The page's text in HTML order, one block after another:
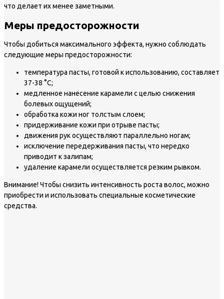
что делает их менее заметными.
Меры предосторожности
Чтобы добиться максимального эффекта, нужно соблюдать
следующие меры предосторожности:
температура пасты, готовой к использованию, составляет
37-38 °С;
медленное нанесение карамели с целью снижения
болевых ощущений;
обработка кожи ног толстым слоем;
придерживание кожи при отрыве пасты;
движения рук осуществляют параллельно ногам;
исключение передерживания пасты, что нередко
приводит к залипам;
удаление карамели осуществляется резким рывком.
Внимание!Чтобы снизить интенсивность роста волос, можно
приобрести и использовать специальные косметические
средства.